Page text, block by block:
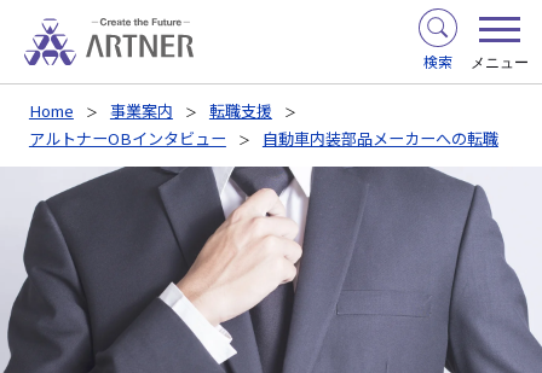
検索 メニュー
Home 事業案内
転職支援
アルトナーOBインタビュー
自動車内装部品メーカーへの転職